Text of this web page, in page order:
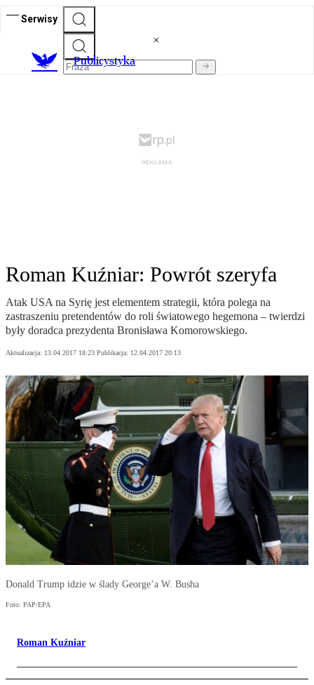
Serwisy
Publicystyka
Roman Kuźniar: Powrót szeryfa
Atak USA na Syrię jest elementem strategii, która polega na
zastraszeniu pretendentów do roli światowego hegemona – twierdzi
były doradca prezydenta Bronisława Komorowskiego.
Aktualizacja: 13.04.2017 18:23 Publikacja: 12.04.2017 20:13
Donald Trump idzie w ślady George’a W. Busha
Foto: PAP/EPA
Roman Kuźniar